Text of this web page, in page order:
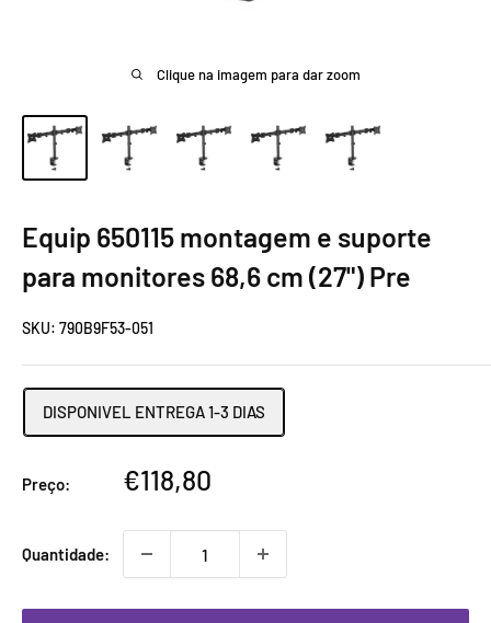
Clique na imagem para dar zoom
Equip 650115 montagem e suporte
para monitores 68,6 cm (27") Pre
SKU: 790B9F53-051
DISPONIVEL ENTREGA 1-3 DIAS
Preço:
Preço
€118,80
Quantidade: